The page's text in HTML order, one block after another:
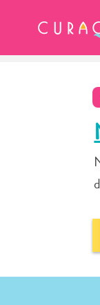
MIS
Parece
Cuando